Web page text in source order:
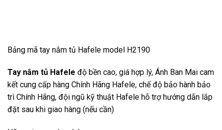
Bảng mã tay nắm tủ Hafele model H2190
Tay nắm tủ Hafele độ bền cao, giá hợp lý, Ánh Ban Mai cam
kết cung cấp hàng Chính Hãng Hafele, chế độ bảo hành bảo
trì Chính Hãng, đội ngũ kỹ thuật Hafele hỗ trợ hướng dẫn lắp
đặt sau khi giao hàng (nếu cần)